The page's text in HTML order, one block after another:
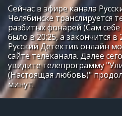
Сейчас в эфире канала
Челябинске транслируется
разбитых фонарей (Сам
было в 20:25, а закончится
Русский Детектив онлайн
сайте телеканала. Далее
увидите телепрограмму
(Настоящая любовь)"
минут.